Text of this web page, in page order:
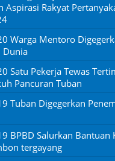
Aspirasi Rakyat
Warga Mentoro
Dunia
Satu Pekerja Tewas
Pancuran Tuban
Tuban Digegerkan
BPBD Salurkan Bantuan
tergayang